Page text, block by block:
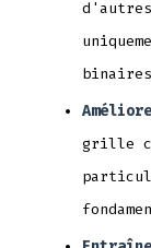
grille